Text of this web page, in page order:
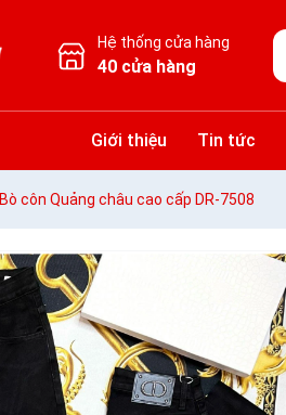
Hệ thống cửa hàng
40 cửa hàng
Giới thiệu Tin tức
Bò côn Quảng châu cao cấp DR-7508